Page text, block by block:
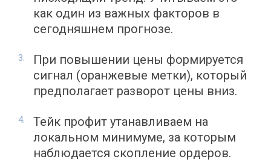
как один из важных факторов в
сегодняшнем прогнозе.
При повышении цены формируется
сигнал (оранжевые метки), который
предполагает разворот цены вниз.
Тейк профит утанавливаем на
локальном минимуме, за которым
наблюдается скопление ордеров.